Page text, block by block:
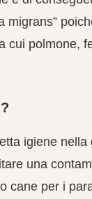
migrans”
cui polmone,
igiene nella
una
cane per i